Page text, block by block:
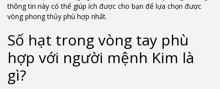
thông tin này có thể giúp ích được cho bạn để lựa chọn được
vòng phong thủy phù hợp nhất.
Số hạt trong vòng tay phù
hợp với người mệnh Kim là
gì?